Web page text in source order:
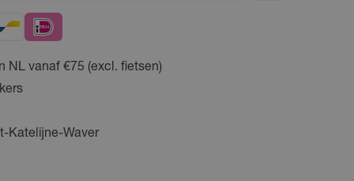
NL vanaf €75 (excl. fietsen)
Katelijne-Waver